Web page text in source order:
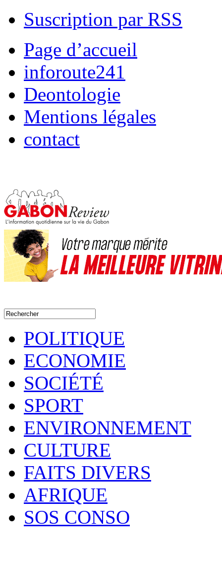
Suscription par RSS
Page d’accueil
inforoute241
Deontologie
Mentions légales
contact
POLITIQUE
ECONOMIE
SOCIÉTÉ
SPORT
ENVIRONNEMENT
CULTURE
FAITS DIVERS
AFRIQUE
SOS CONSO